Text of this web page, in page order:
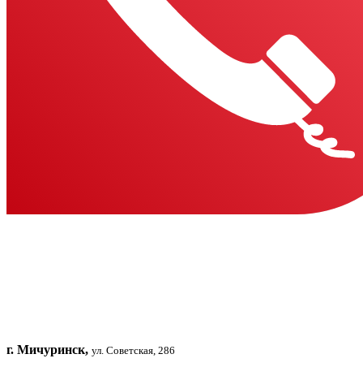
г. Мичуринск, ул. Советская, 286